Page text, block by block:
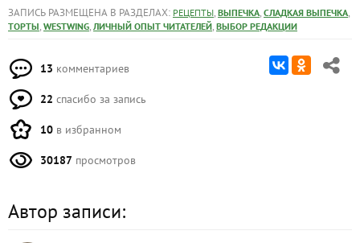
ЗАПИСЬ РАЗМЕЩЕНА В РАЗДЕЛАХ: РЕЦЕПТЫ, ВЫПЕЧКА, СЛАДКАЯ ВЫПЕЧКА,
ТОРТЫ, WESTWING, ЛИЧНЫЙ ОПЫТ ЧИТАТЕЛЕЙ, ВЫБОР РЕДАКЦИИ
13 комментариев
22 спасибо за запись
10 в избранном
30187 просмотров
Автор записи: